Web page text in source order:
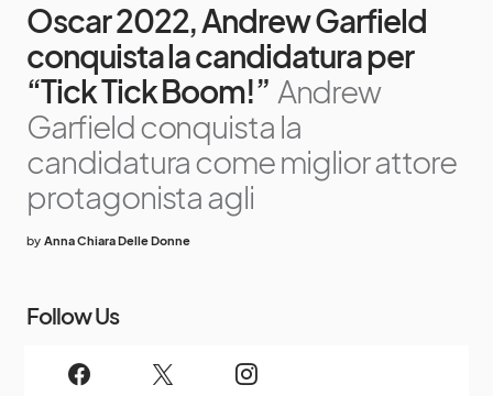
Oscar 2022, Andrew Garfield
conquista la candidatura per
“Tick Tick Boom!” Andrew
Garfield conquista la
candidatura come miglior attore
protagonista agli
by Anna Chiara Delle Donne
Follow Us